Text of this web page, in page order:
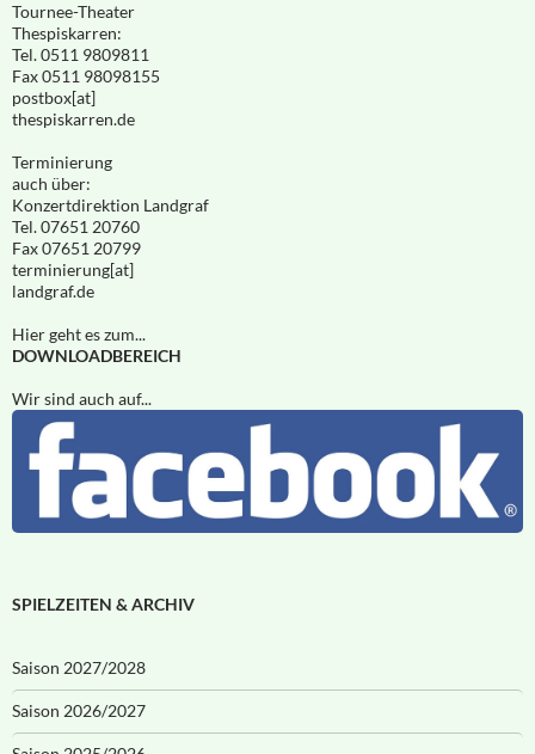
Tournee-Theater
Thespiskarren:
Tel. 0511 9809811
Fax 0511 98098155
postbox[at]
thespiskarren.de
Terminierung
auch über:
Konzertdirektion Landgraf
Tel. 07651 20760
Fax 07651 20799
terminierung[at]
landgraf.de
Hier geht es zum...
DOWNLOADBEREICH
Wir sind auch auf...
SPIELZEITEN & ARCHIV
Saison 2027/2028
Saison 2026/2027